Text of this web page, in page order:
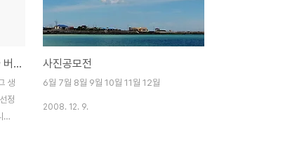
2008년, 너무 정신없이 흘러가 버렸다.
생
정
.
사진공모전
6월 7월 8월 9월 10월 11월 12월
2008. 12. 9.